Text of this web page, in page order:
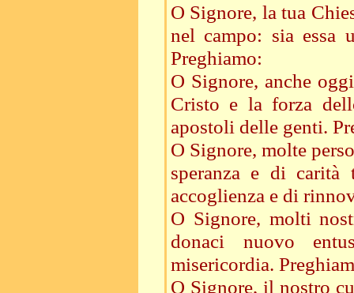
O Signore, la tua
nel campo: sia essa
Preghiamo:
O Signore, anche
Cristo e la forza
apostoli delle genti.
O Signore, molte
speranza e di
accoglienza e di
O Signore, molti
donaci nuovo
misericordia.
O Signore, il nostro